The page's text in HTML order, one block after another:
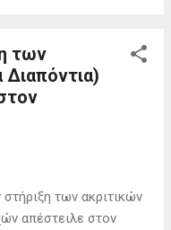
(Κεφαλονιάς,
Μεγανησίου)
επαρκές δίκτυο
το οποίο θα
των
των ακριτικών
απέστειλε στον